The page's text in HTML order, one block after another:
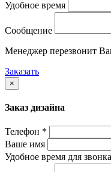
Удобное время
Сообщение
Менеджер перезвонит
Заказать
×
Заказ дизайна
Телефон *
Ваше имя
Удобное время для звонка